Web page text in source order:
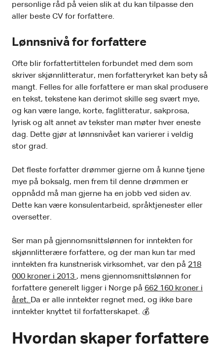
personlige råd på veien slik at du kan tilpasse den
aller beste CV for forfattere.
Lønnsnivå for forfattere
Ofte blir forfattertittelen forbundet med dem som
skriver skjønnlitteratur, men forfatteryrket kan bety så
mangt. Felles for alle forfattere er man skal produsere
en tekst, tekstene kan derimot skille seg svært mye,
og kan være lange, korte, faglitteratur, sakprosa,
lyrisk og alt annet av tekster man møter hver eneste
dag. Dette gjør at lønnsnivået kan varierer i veldig
stor grad.
Det fleste forfatter drømmer gjerne om å kunne tjene
mye på boksalg, men frem til denne drømmen er
oppnådd må man gjerne ha en jobb ved siden av.
Dette kan være konsulentarbeid, språktjenester eller
oversetter.
Ser man på gjennomsnittslønnen for inntekten for
skjønnlitterære forfattere, og der man kun tar med
inntekten fra kunstnerisk virksomhet, var den på 218
000 kroner i 2013 , mens gjennomsnittslønnen for
forfattere generelt ligger i Norge på 662 160 kroner i
året. Da er alle inntekter regnet med, og ikke bare
inntekter knyttet til forfatterskapet. 💰
Hvordan skaper forfattere